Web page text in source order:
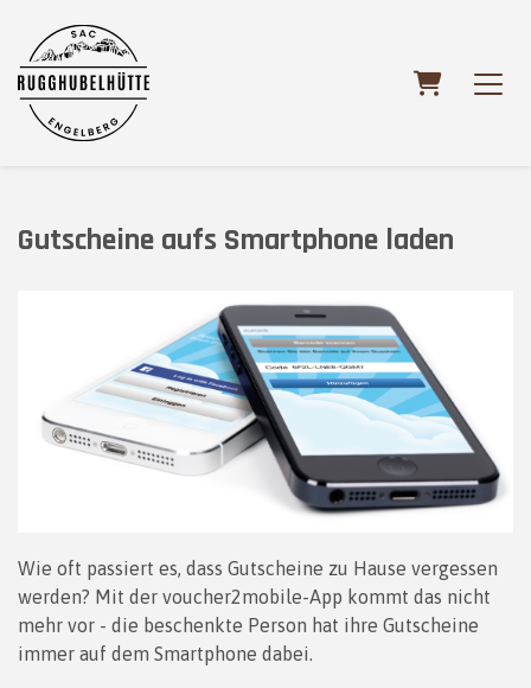
Gutscheine aufs Smartphone laden
Wie oft passiert es, dass Gutscheine zu Hause vergessen
werden? Mit der voucher2mobile-App kommt das nicht
mehr vor - die beschenkte Person hat ihre Gutscheine
immer auf dem Smartphone dabei.